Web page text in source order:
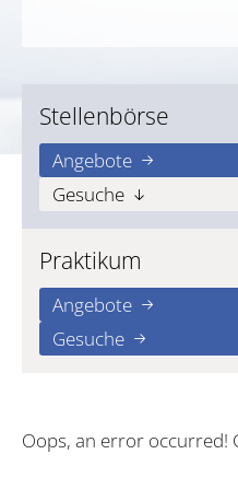
Stellenbörse
Angebote
Gesuche
Praktikum
Angebote
Gesuche
Oops, an error